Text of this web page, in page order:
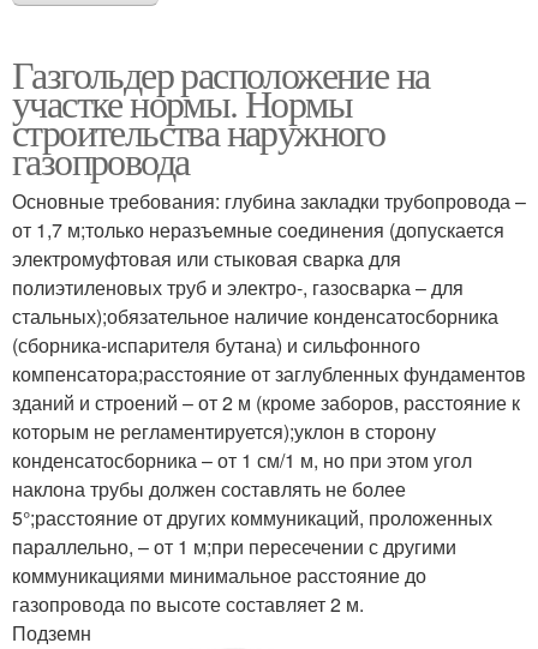
Газгольдер расположение на
участке нормы. Нормы
строительства наружного
газопровода
Основные требования: глубина закладки трубопровода –
от 1,7 м;только неразъемные соединения (допускается
электромуфтовая или стыковая сварка для
полиэтиленовых труб и электро-, газосварка – для
стальных);обязательное наличие конденсатосборника
(сборника-испарителя бутана) и сильфонного
компенсатора;расстояние от заглубленных фундаментов
зданий и строений – от 2 м (кроме заборов, расстояние к
которым не регламентируется);уклон в сторону
конденсатосборника – от 1 см/1 м, но при этом угол
наклона трубы должен составлять не более
5°;расстояние от других коммуникаций, проложенных
параллельно, – от 1 м;при пересечении с другими
коммуникациями минимальное расстояние до
газопровода по высоте составляет 2 м.
Подземн